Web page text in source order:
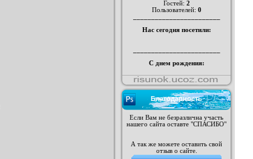
Гостей: 2
Пользователей: 0
Нас сегодня посетили:
С днем рождения:
Благодарность
Если Вам не безразлична участь
нашего сайта оставте "СПАСИБО"
А так же можете оставить свой
отзыв о сайте.